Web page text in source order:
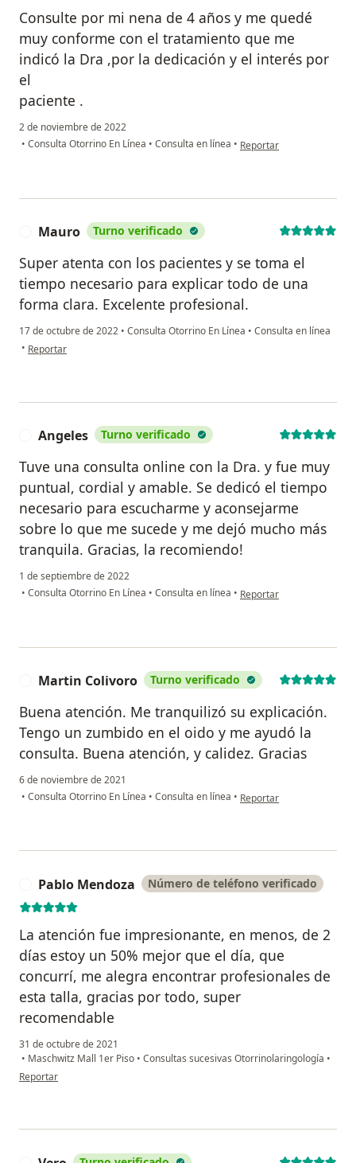
Consulte por mi nena de 4 años y me quedé
muy conforme con el tratamiento que me
indicó la Dra ,por la dedicación y el interés por
el
paciente .
2 de noviembre de 2022
• Consulta Otorrino En Línea • Consulta en línea • en opinión del usuario
Reportar
Mauro Turno verificado
Super atenta con los pacientes y se toma el
tiempo necesario para explicar todo de una
forma clara. Excelente profesional.
17 de octubre de 2022 • Consulta Otorrino En Línea • Consulta en línea
• en opinión del usuario Mauro
Reportar
Angeles Turno verificado
Tuve una consulta online con la Dra. y fue muy
puntual, cordial y amable. Se dedicó el tiempo
necesario para escucharme y aconsejarme
sobre lo que me sucede y me dejó mucho más
tranquila. Gracias, la recomiendo!
1 de septiembre de 2022
• Consulta Otorrino En Línea • Consulta en línea • en opinión del usuario
Reportar
Martin Colivoro Turno verificado
Buena atención. Me tranquilizó su explicación.
Tengo un zumbido en el oido y me ayudó la
consulta. Buena atención, y calidez. Gracias
6 de noviembre de 2021
• Consulta Otorrino En Línea • Consulta en línea • en opinión del usuario
Reportar
Pablo Mendoza Número de teléfono verificado
La atención fue impresionante, en menos, de 2
días estoy un 50% mejor que el día, que
concurrí, me alegra encontrar profesionales de
esta talla, gracias por todo, super
recomendable
31 de octubre de 2021
• Maschwitz Mall 1er Piso • Consultas sucesivas Otorrinolaringología •
en opinión del usuario Pablo Mendoza
Reportar